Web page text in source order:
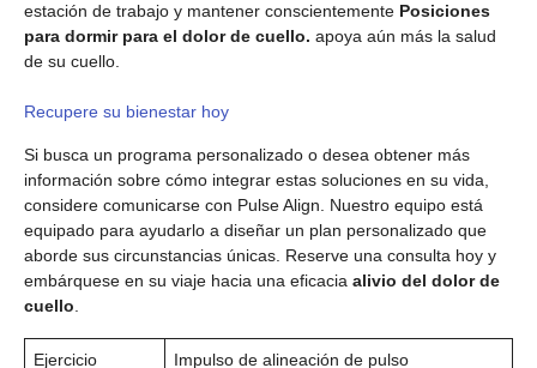
estación de trabajo y mantener conscientemente Posiciones
para dormir para el dolor de cuello. apoya aún más la salud
de su cuello.
Recupere su bienestar hoy
Si busca un programa personalizado o desea obtener más
información sobre cómo integrar estas soluciones en su vida,
considere comunicarse con Pulse Align. Nuestro equipo está
equipado para ayudarlo a diseñar un plan personalizado que
aborde sus circunstancias únicas. Reserve una consulta hoy y
embárquese en su viaje hacia una eficacia alivio del dolor de
cuello
Ejercicio Impulso de alineación de pulso